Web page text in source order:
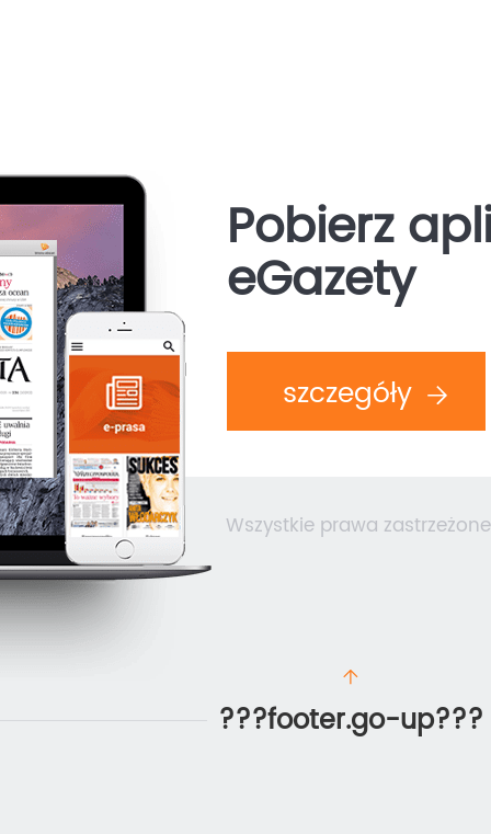
Pobierz
eGazety
szczegóły
Wszystkie prawa
???footer.go-up???